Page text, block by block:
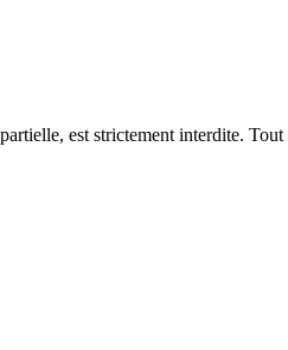
est strictement interdite. Tout